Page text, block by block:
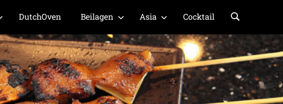
DutchOven Beilagen Asia Cocktail